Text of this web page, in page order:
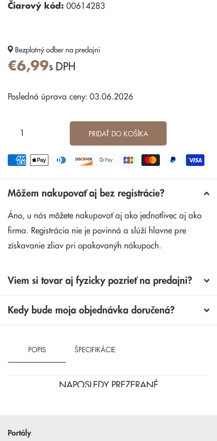
Čiarový kód: 00614283
Bezplatný odber na predajni
€6,99s DPH
Posledná úprava ceny: 03.06.2026
PRIDAŤ DO KOŠÍKA
Môžem nakupovať aj bez registrácie?
Áno, u nás môžete nakupovať aj ako jednotlivec aj ako
firma. Registrácia nie je povinná a slúží hlavne pre
získavanie zliav pri opakovanýh nákupoch.
Viem si tovar aj fyzicky pozrieť na predajni?
Kedy bude moja objednávka doručená?
POPIS ŠPECIFIKÁCIE
NAPOSLEDY PREZERANÉ
Portály